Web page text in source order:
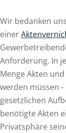
Wir bedanken
einer
Anforderung. In
Menge Akten
werden müssen
gesetzlichen
benötigte Akten
Privatsphäre